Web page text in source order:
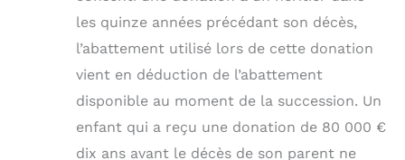
les quinze années précédant son décès,
l’abattement utilisé lors de cette donation
vient en déduction de l’abattement
disponible au moment de la succession. Un
enfant qui a reçu une donation de 80 000 €
dix ans avant le décès de son parent ne